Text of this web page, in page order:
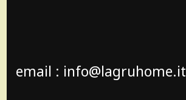
email : info@lagruhome.it